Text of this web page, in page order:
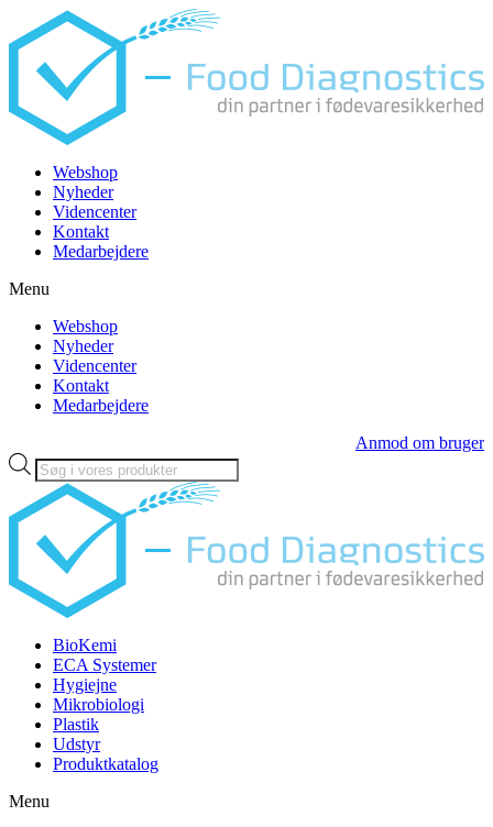
Videre
til
Webshop
Nyheder
Videncenter
Kontakt
Medarbejdere
Menu
Webshop
Nyheder
Videncenter
Kontakt
Medarbejdere
Anmod om bruger
Products
search
BioKemi
ECA Systemer
Hygiejne
Mikrobiologi
Plastik
Udstyr
Produktkatalog
Menu